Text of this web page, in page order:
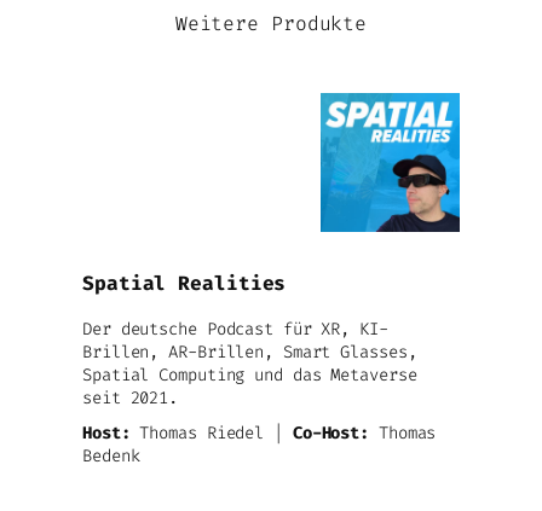
Weitere Produkte
Spatial Realities
Der deutsche Podcast für XR, KI-
Brillen, AR-Brillen, Smart Glasses,
Spatial Computing und das Metaverse
seit 2021.
Host: Thomas Riedel | Co-Host: Thomas
Bedenk